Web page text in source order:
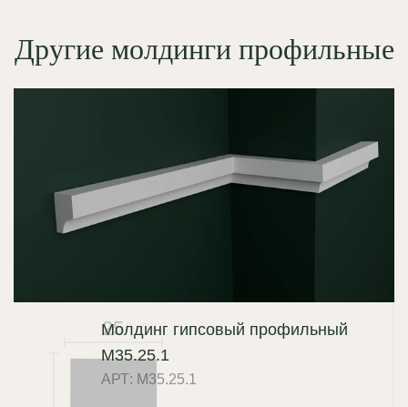
Другие молдинги профильные
25
Молдинг гипсовый профильный
М35.25.1
АРТ: М35.25.1